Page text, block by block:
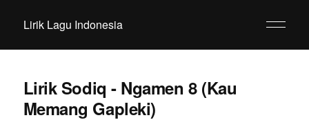
Lirik Lagu Indonesia
Lirik Sodiq - Ngamen 8 (Kau
Memang Gapleki)